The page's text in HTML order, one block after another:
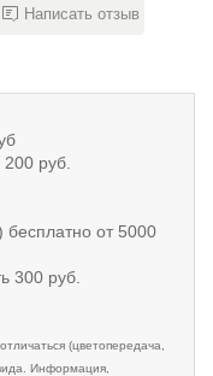
Написать отзыв
руб.
бесплатно от 5000
300 руб.
(цветопередача,
Информация,